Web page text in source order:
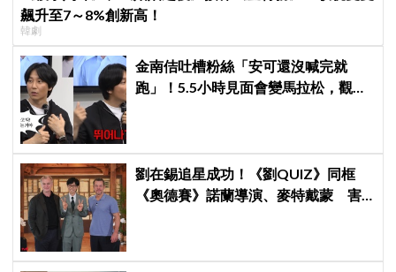
飆升至7～8%創新高！
韓劇
金南佶吐槽粉絲「安可還沒喊完就
跑」！5.5小時見面會變馬拉松，觀眾
劉在錫追星成功！《劉QUIZ》同框
《奧德賽》諾蘭導演、麥特戴蒙 害